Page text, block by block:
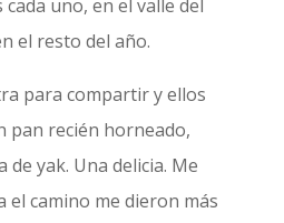
uno, en el valle del
el resto del año.
para compartir y ellos
pan recién horneado,
yak. Una delicia. Me
el camino me dieron más